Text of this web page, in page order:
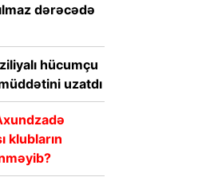
dərəcədə
hücumçu
uzatdı
klubların